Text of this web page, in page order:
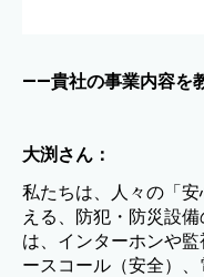
——貴社の事業内容を
大渕さん：
私たちは、人々の「
える、防犯・防災設
は、インターホンや
ースコール（安全）